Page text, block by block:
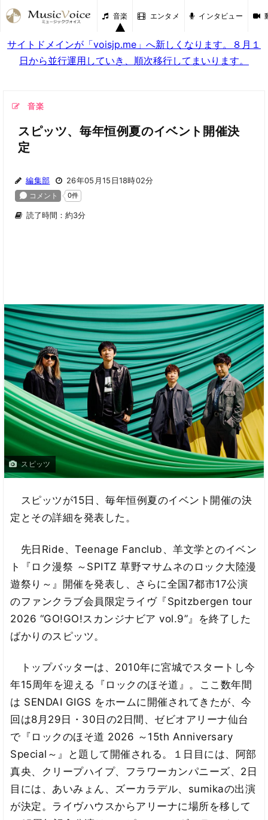
音楽 エンタメ インタビュー
サイトドメインが「voisjp.me」へ新しくなります。８月１
日から並行運用していき、順次移行してまいります。
音楽
スピッツ、毎年恒例夏のイベント開催決
定
編集部 26年05月15日18時02分
読了時間：約3分
スピッツ
スピッツが15日、毎年恒例夏のイベント開催の決
定とその詳細を発表した。
先日Ride、Teenage Fanclub、羊文学とのイベン
ト『ロク漫祭 ～SPITZ 草野マサムネのロック大陸漫
遊祭り～』開催を発表し、さらに全国7都市17公演
のファンクラブ会員限定ライヴ『Spitzbergen tour
2026 “GO!GO!スカンジナビア vol.9”』を終了した
ばかりのスピッツ。
トップバッターは、2010年に宮城でスタートし今
年15周年を迎える『ロックのほそ道』。ここ数年間
は SENDAI GIGS をホームに開催されてきたが、今
回は8月29日・30日の2日間、ゼビオアリーナ仙台
で『ロックのほそ道 2026 ～15th Anniversary
Special～』と題して開催される。１日目には、阿部
真央、クリープハイプ、フラワーカンパニーズ、2日
目には、あいみょん、ズーカラデル、sumikaの出演
が決定。ライヴハウスからアリーナに場所を移して